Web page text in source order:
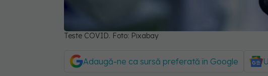
Teste COVID. Foto: Pixabay
Adaugă-ne ca sursă preferată în Google